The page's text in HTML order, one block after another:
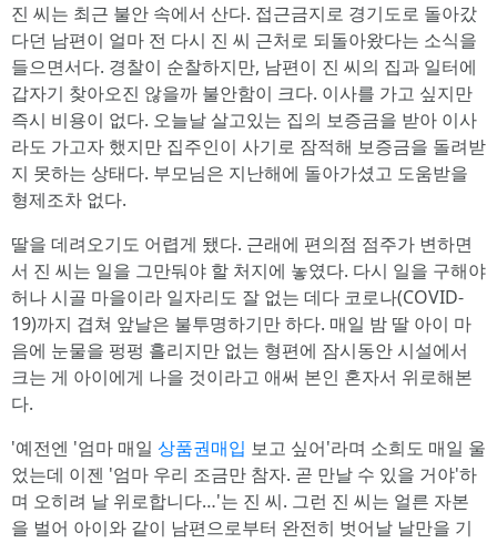
진 씨는 최근 불안 속에서 산다. 접근금지로 경기도로 돌아갔
다던 남편이 얼마 전 다시 진 씨 근처로 되돌아왔다는 소식을
들으면서다. 경찰이 순찰하지만, 남편이 진 씨의 집과 일터에
갑자기 찾아오진 않을까 불안함이 크다. 이사를 가고 싶지만
즉시 비용이 없다. 오늘날 살고있는 집의 보증금을 받아 이사
라도 가고자 했지만 집주인이 사기로 잠적해 보증금을 돌려받
지 못하는 상태다. 부모님은 지난해에 돌아가셨고 도움받을
형제조차 없다.
딸을 데려오기도 어렵게 됐다. 근래에 편의점 점주가 변하면
서 진 씨는 일을 그만둬야 할 처지에 놓였다. 다시 일을 구해야
허나 시골 마을이라 일자리도 잘 없는 데다 코로나(COVID-
19)까지 겹쳐 앞날은 불투명하기만 하다. 매일 밤 딸 아이 마
음에 눈물을 펑펑 흘리지만 없는 형편에 잠시동안 시설에서
크는 게 아이에게 나을 것이라고 애써 본인 혼자서 위로해본
다.
'예전엔 '엄마 매일 상품권매입 보고 싶어'라며 소희도 매일 울
었는데 이젠 '엄마 우리 조금만 참자. 곧 만날 수 있을 거야'하
며 오히려 날 위로합니다…'는 진 씨. 그런 진 씨는 얼른 자본
을 벌어 아이와 같이 남편으로부터 완전히 벗어날 날만을 기